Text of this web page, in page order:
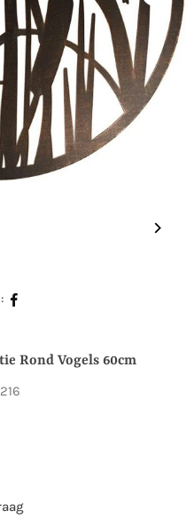
Rond Vogels 60cm